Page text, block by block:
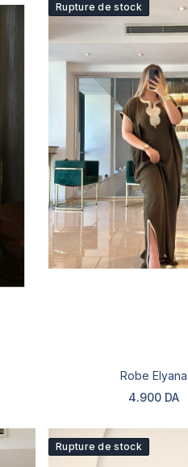
Rupture de stock
Robe Elyana
4.900 DA
Rupture de stock